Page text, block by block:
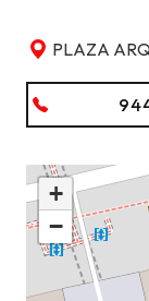
PLAZA
+
−